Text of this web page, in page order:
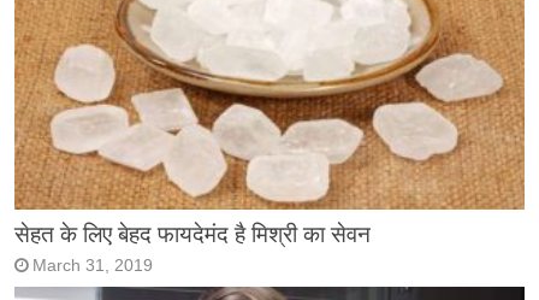
सेहत के लिए बेहद फायदेमंद है मिश्री का सेवन
March 31, 2019